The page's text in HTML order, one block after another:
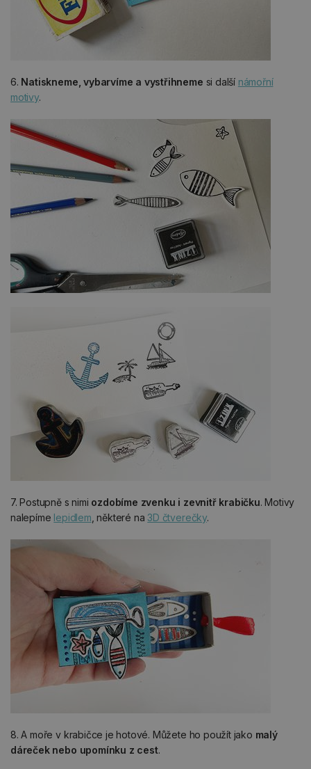
6. Natiskneme, vybarvíme a vystřihneme si další námořní
motivy.
7. Postupně s nimi ozdobíme zvenku i zevnitř krabičku. Motivy
nalepíme lepidlem , některé na3D čtverečky.
8. A moře v krabičce je hotové. Můžete ho použít jako malý
dáreček nebo upomínku z cest.